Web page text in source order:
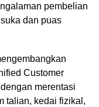
pembelian
dan puas
Customer
merentasi
talian, kedai fizikal,